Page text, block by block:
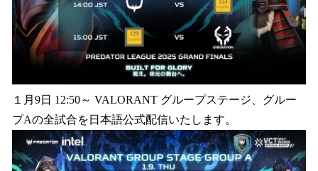
１月9日 12:50～ VALORANT グループステージ、グルー
プAの全試合を日本語公式配信いたします。